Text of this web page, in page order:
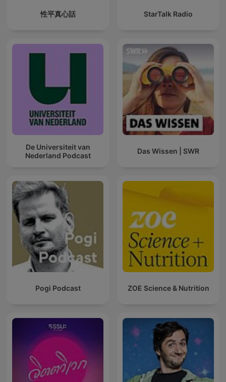
性平真心話 StarTalk Radio
De Universiteit van
Nederland Podcast
Das Wissen | SWR
Pogi Podcast ZOE Science & Nutrition